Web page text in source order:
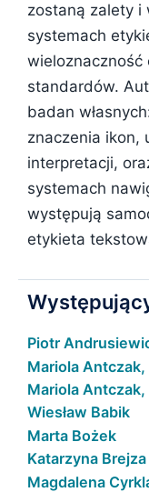
zostaną zalety i
systemach
wieloznaczność
standardów.
badan
znaczenia ikon,
interpretacji,
systemach
występują
etykieta
Piotr
Mariola
Mariola
Wiesław Babik
Marta Bożek
Katarzyna Brejza
Magdalena